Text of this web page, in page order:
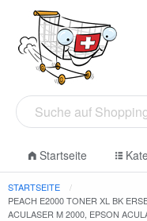
Startseite
STARTSEITE
PEACH E2000 TONER XL BK
ACULASER M 2000, EPSON